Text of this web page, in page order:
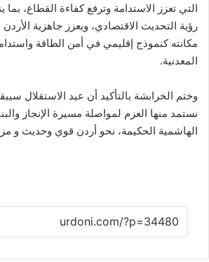
التي تعزز الاستدامة وترفع كفاءة القطاع،
رؤية التحديث الاقتصادي، ويعزز جاهزية
مكانته كنموذج إقليمي في أمن الطاقة
المعدنية.
وختم الخرابشة بالتأكيد أن عيد الاستقلال
نستمد منها العزم لمواصلة مسيرة الإنجاز
الهاشمية الحكيمة، نحو أردن قوي وحديث و